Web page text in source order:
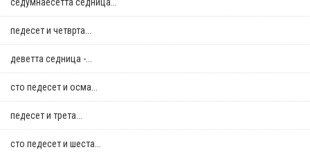
педесет и четврта...
деветта седница -...
сто педесет и осма...
педесет и трета...
сто педесет и шеста...